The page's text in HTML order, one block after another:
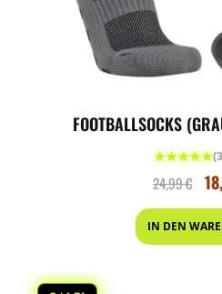
FOOTBALLSOCKS
★★★★★
24,99€
IN DEN